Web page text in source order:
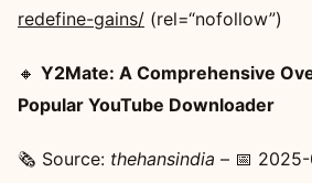
redefine-gains/ (rel=“nofollow”)
🔸 Y2Mate: A Comprehensive
Popular YouTube Downloader
🗞️ Source: thehansindia – 📅